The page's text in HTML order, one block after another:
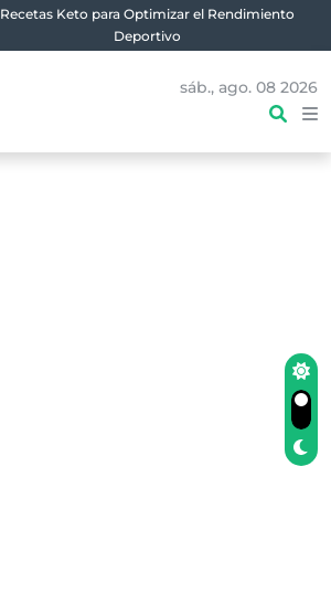
Recetas Keto para Optimizar el Rendimiento
Deportivo
sáb., ago. 08 2026